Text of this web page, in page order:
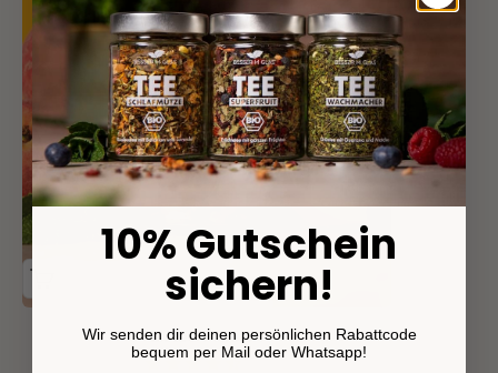
Eistee Pfirsich
(66)
10% Gutschein
sichern!
Wir senden dir deinen persönlichen Rabattcode
bequem per Mail oder Whatsapp!